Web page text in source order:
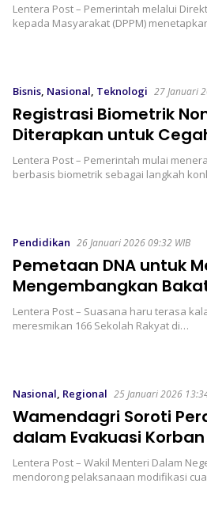
Lentera Post – Pemerintah melalui
kepada Masyarakat (DPPM)
Bisnis, Nasional, Teknologi 27 Januari
Registrasi Biometrik
Diterapkan untuk
Lentera Post – Pemerintah mulai
berbasis biometrik sebagai langkah
Pendidikan 26 Januari 2026 09:32 WIB
Pemetaan DNA untuk
Mengembangkan
Lentera Post – Suasana haru terasa
meresmikan 166 Sekolah Rakyat di…
Nasional, Regional 25 Januari 2026
Wamendagri Soroti
dalam Evakuasi
Lentera Post – Wakil Menteri Dalam
mendorong pelaksanaan modifikasi